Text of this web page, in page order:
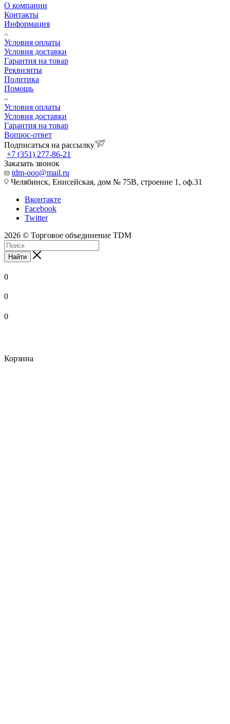
О компании
Контакты
Информация
Условия оплаты
Условия доставки
Гарантия на товар
Реквизиты
Политика
Помощь
Условия оплаты
Условия доставки
Гарантия на товар
Вопрос-ответ
Подписаться на рассылку
+7 (351) 277-86-21
Заказать звонок
tdm-ooo@mail.ru
Челябинск, Енисейская, дом № 75В, строение 1, оф.31
Вконтакте
Facebook
Twitter
2026 © Торговое объединение TDM
Найти
0
0
0
Корзина